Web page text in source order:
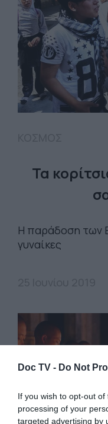
Doc TV - Do Not
If you wish to opt-out
processing of your
targeted advertising by
Τα
Η παράδοση των
γυναίκες